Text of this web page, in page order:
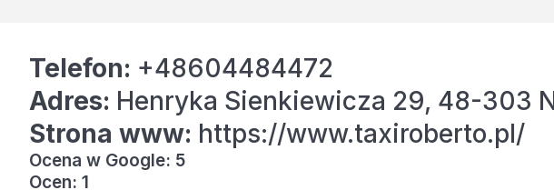
Telefon: +48604484472
Adres: Henryka Sienkiewicza 29, 48-303
Strona www: https://www.taxiroberto.pl/
Ocena w Google: 5
Ocen: 1